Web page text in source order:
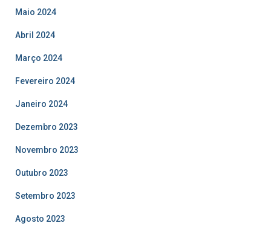
Maio 2024
Abril 2024
Março 2024
Fevereiro 2024
Janeiro 2024
Dezembro 2023
Novembro 2023
Outubro 2023
Setembro 2023
Agosto 2023